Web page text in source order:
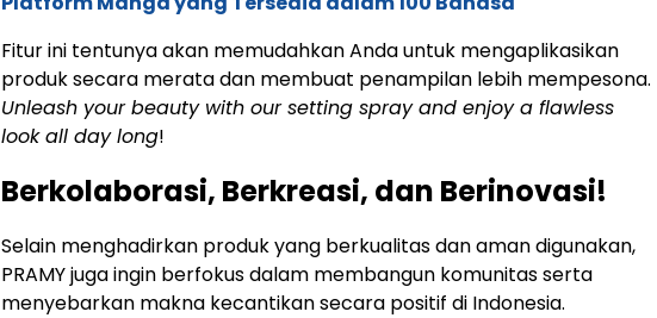
Fitur ini tentunya akan memudahkan Anda untuk mengaplikasikan
produk secara merata dan membuat penampilan lebih mempesona.
Unleash your beauty with our setting spray and enjoy a flawless
look all day long!
Berkolaborasi, Berkreasi, dan Berinovasi!
Selain menghadirkan produk yang berkualitas dan aman digunakan,
PRAMY juga ingin berfokus dalam membangun komunitas serta
menyebarkan makna kecantikan secara positif di Indonesia.